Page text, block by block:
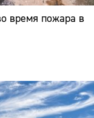
время пожара в